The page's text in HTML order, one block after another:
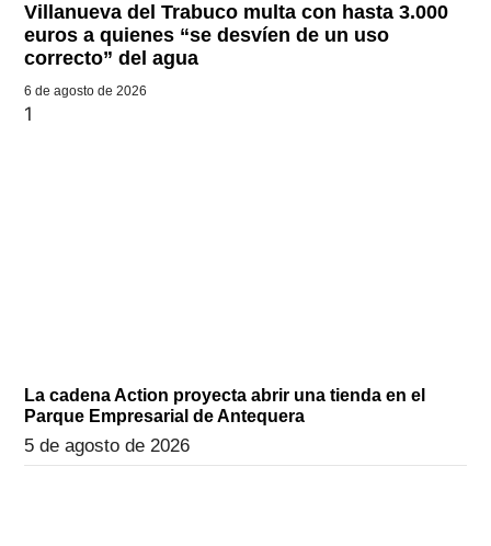
Villanueva del Trabuco multa con hasta 3.000
euros a quienes “se desvíen de un uso
correcto” del agua
6 de agosto de 2026
La cadena Action proyecta abrir una tienda en el
Parque Empresarial de Antequera
5 de agosto de 2026